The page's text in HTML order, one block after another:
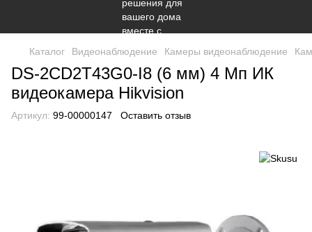
Каталог Видеонаблюдение Камеры видеонаблюдение
DS-2CD2T43G0-I8 (6 мм) 4 Мп ИК
видеокамера Hikvision
Артикул: 99-00000147 Оставить отзыв